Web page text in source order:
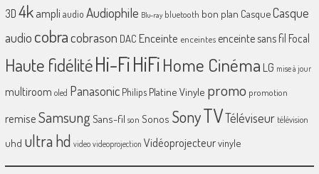
3D 4k ampliaudio Audiophile Blu-ray bluetooth bon plan CasqueCasque
audio cobracobrason DAC Enceinte enceintes enceinte sans fil Focal
Haute fidélitéHi-FiHiFiHome Cinéma LG mise à jour
multiroom oled Panasonic Philips Platine Vinyle promo promotion
remiseSamsungSans-fil son Sonos SonyTVTéléviseur télévision
uhd ultra hd video videoprojection Vidéoprojecteurvinyle